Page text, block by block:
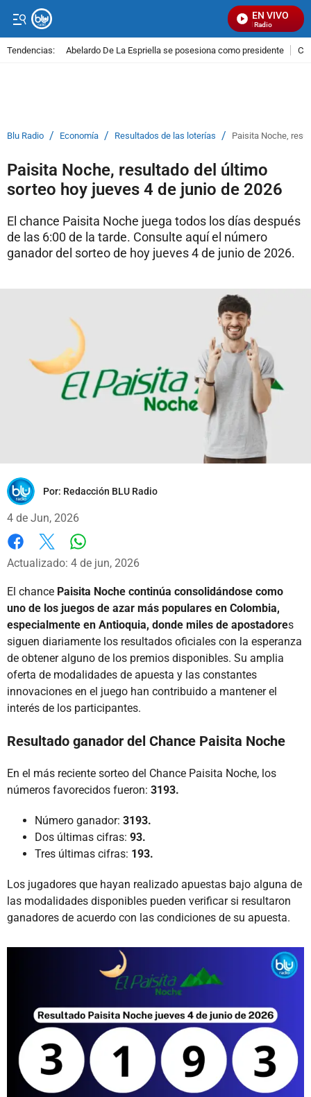
EN VIVO
Señal Visual Radio
Tendencias: Abelardo De La Espriella se posesiona como presidente
Blu Radio / Economía / Resultados de las loterías / Paisita Noche,
Paisita Noche, resultado del último
sorteo hoy jueves 4 de junio de 2026
El chance Paisita Noche juega todos los días después
de las 6:00 de la tarde. Consulte aquí el número
ganador del sorteo de hoy jueves 4 de junio de 2026.
Por: Redacción BLU Radio
4 de Jun, 2026
Facebook
X
Actualizado: 4 de jun, 2026
El chance Paisita Noche continúa consolidándose como
uno de los juegos de azar más populares en Colombia,
especialmente en Antioquia, donde miles de apostadores
siguen diariamente los resultados oficiales con la esperanza
de obtener alguno de los premios disponibles. Su amplia
oferta de modalidades de apuesta y las constantes
innovaciones en el juego han contribuido a mantener el
interés de los participantes.
Resultado ganador del Chance Paisita Noche
En el más reciente sorteo del Chance Paisita Noche, los
números favorecidos fueron: 3193.
Número ganador: 3193.
Dos últimas cifras: 93.
Tres últimas cifras: 193.
Los jugadores que hayan realizado apuestas bajo alguna de
las modalidades disponibles pueden verificar si resultaron
ganadores de acuerdo con las condiciones de su apuesta.